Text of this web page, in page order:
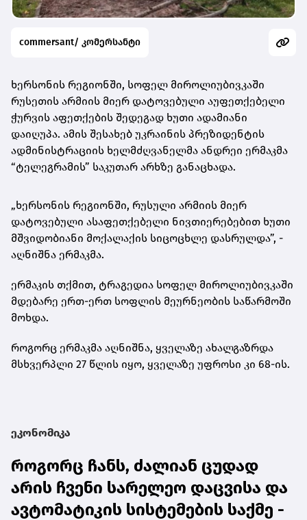
commersant/ კომერსანტი
ხერსონის რეგიონში, სოფელ მიროლიუბივკაში
რუსეთის არმიის მიერ დატოვებული აუფეთქებელი
ჭურვის აფეთქების შედეგად ხუთი ადამიანი
დაიღუპა. ამის შესახებ უკრაინის პრეზიდენტის
ადმინისტრაციის ხელმძღვანელმა ანდრეი ერმაკმა
“ტელეგრამის” საკუთარ არხზე განაცხადა.
„ხერსონის რეგიონში, რუსული არმიის მიერ
დატოვებული ასაფეთქებელი ნივთიერებებით ხუთი
მშვიდობიანი მოქალაქის სიცოცხლე დასრულდა”, -
აღნიშნა ერმაკმა.
ერმაკის თქმით, ტრაგედია სოფელ მიროლიუბივკაში
მდებარე ერთ-ერთ სოფლის მეურნეობის საწარმოში
მოხდა.
როგორც ერმაკმა აღნიშნა, ყველაზე ახალგაზრდა
მსხვერპლი 27 წლის იყო, ყველაზე უფროსი კი 68-ის.
ეკონომიკა
როგორც ჩანს, ძალიან ცუდად
არის ჩვენი სარელეო დაცვისა და
ავტომატიკის სისტემების საქმე -